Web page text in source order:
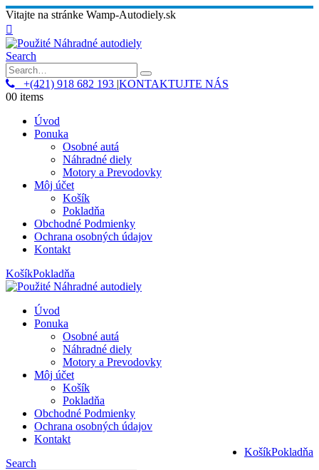
Vitajte na stránke Wamp-Autodiely.sk
Search
+(421) 918 682 193 |KONTAKTUJTE NÁS
00 items
Úvod
Ponuka
Osobné autá
Náhradné diely
Motory a Prevodovky
Môj účet
Košík
Pokladňa
Obchodné Podmienky
Ochrana osobných údajov
Kontakt
KošíkPokladňa
Úvod
Ponuka
Osobné autá
Náhradné diely
Motory a Prevodovky
Môj účet
Košík
Pokladňa
Obchodné Podmienky
Ochrana osobných údajov
Kontakt
KošíkPokladňa
Search